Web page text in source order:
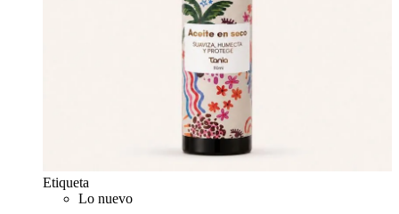
Etiqueta
Lo nuevo